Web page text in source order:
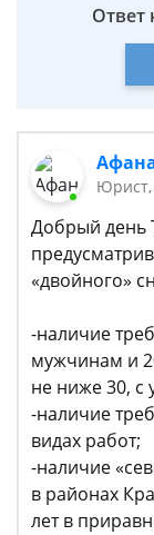
Ответ
Юрист,
Добрый день
«двойного»
-наличие
мужчинам и
не ниже 30, с
-наличие
видах работ;
-наличие
в районах
лет в